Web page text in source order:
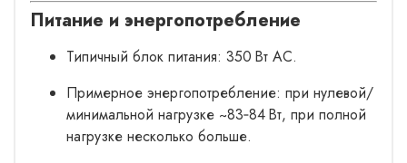
Питание и энергопотребление
Типичный блок питания: 350 Вт AC.
Примерное энергопотребление: при нулевой/
минимальной нагрузке ~83‑84 Вт, при полной
нагрузке несколько больше.